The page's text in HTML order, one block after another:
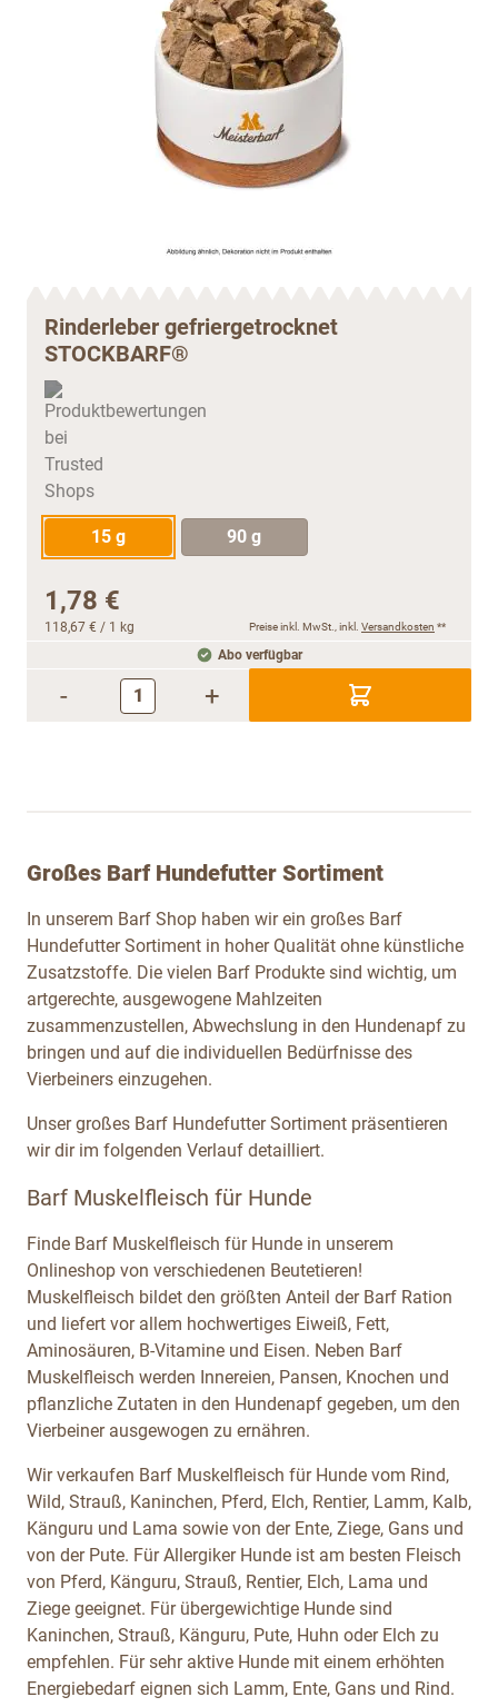
Rinderleber gefriergetrocknet
STOCKBARF®
15 g 90 g
1,78 €
118,67 € / 1 kg Preise inkl. MwSt., inkl. Versandkosten **
Abo verfügbar
- +
Großes Barf Hundefutter Sortiment
In unserem Barf Shop haben wir ein großes Barf
Hundefutter Sortiment in hoher Qualität ohne künstliche
Zusatzstoffe. Die vielen Barf Produkte sind wichtig, um
artgerechte, ausgewogene Mahlzeiten
zusammenzustellen, Abwechslung in den Hundenapf zu
bringen und auf die individuellen Bedürfnisse des
Vierbeiners einzugehen.
Unser großes Barf Hundefutter Sortiment präsentieren
wir dir im folgenden Verlauf detailliert.
Barf Muskelfleisch für Hunde
Finde Barf Muskelfleisch für Hunde in unserem
Onlineshop von verschiedenen Beutetieren!
Muskelfleisch bildet den größten Anteil der Barf Ration
und liefert vor allem hochwertiges Eiweiß, Fett,
Aminosäuren, B-Vitamine und Eisen. Neben Barf
Muskelfleisch werden Innereien, Pansen, Knochen und
pflanzliche Zutaten in den Hundenapf gegeben, um den
Vierbeiner ausgewogen zu ernähren.
Wir verkaufen Barf Muskelfleisch für Hunde vom Rind,
Wild, Strauß, Kaninchen, Pferd, Elch, Rentier, Lamm, Kalb,
Känguru und Lama sowie von der Ente, Ziege, Gans und
von der Pute. Für Allergiker Hunde ist am besten Fleisch
von Pferd, Känguru, Strauß, Rentier, Elch, Lama und
Ziege geeignet. Für übergewichtige Hunde sind
Kaninchen, Strauß, Känguru, Pute, Huhn oder Elch zu
empfehlen. Für sehr aktive Hunde mit einem erhöhten
Energiebedarf eignen sich Lamm, Ente, Gans und Rind.